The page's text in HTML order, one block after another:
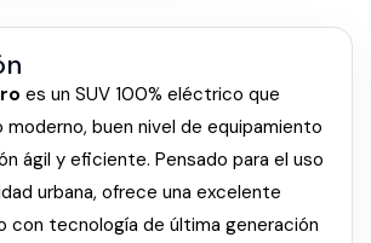
es un SUV 100% eléctrico que
moderno, buen nivel de equipamiento
ágil y eficiente. Pensado para el uso
urbana, ofrece una excelente
con tecnología de última generación